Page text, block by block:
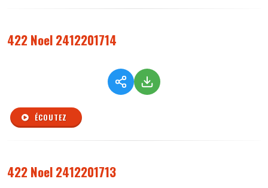
422 Noel 2412201714
ÉCOUTEZ
422 Noel 2412201713